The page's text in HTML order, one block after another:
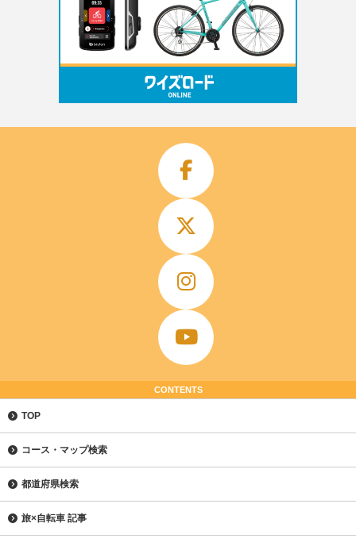
CONTENTS
TOP
コース・マップ検索
都道府県検索
旅×自転車 記事